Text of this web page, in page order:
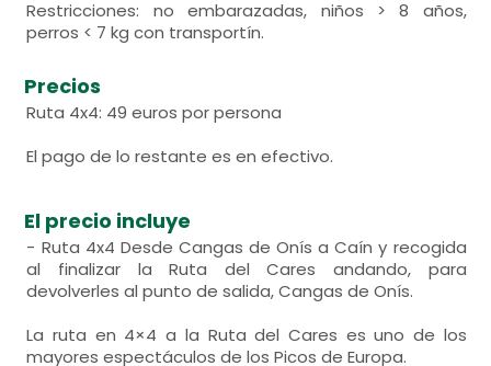
Restricciones: no embarazadas, niños > 8 años,
perros < 7 kg con transportín.
Precios
Ruta 4x4: 49 euros por persona
El pago de lo restante es en efectivo.
El precio incluye
- Ruta 4x4 Desde Cangas de Onís a Caín y recogida
al finalizar la Ruta del Cares andando, para
devolverles al punto de salida, Cangas de Onís.
La ruta en 4×4 a la Ruta del Cares es uno de los
mayores espectáculos de los Picos de Europa.